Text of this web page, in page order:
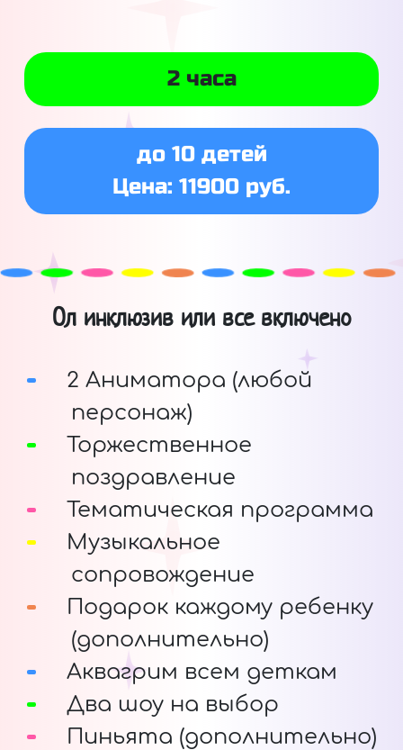
2 часа
до 10 детей
Цена: 11900 руб.
Ол инклюзив или все включено
2 Аниматора (любой
персонаж)
Торжественное
поздравление
Тематическая программа
Музыкальное
сопровождение
Подарок каждому ребенку
(дополнительно)
Аквагрим всем деткам
Два шоу на выбор
Пиньята (дополнительно)